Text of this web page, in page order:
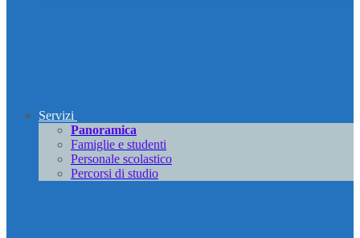
Servizi
Panoramica
Famiglie e studenti
Personale scolastico
Percorsi di studio